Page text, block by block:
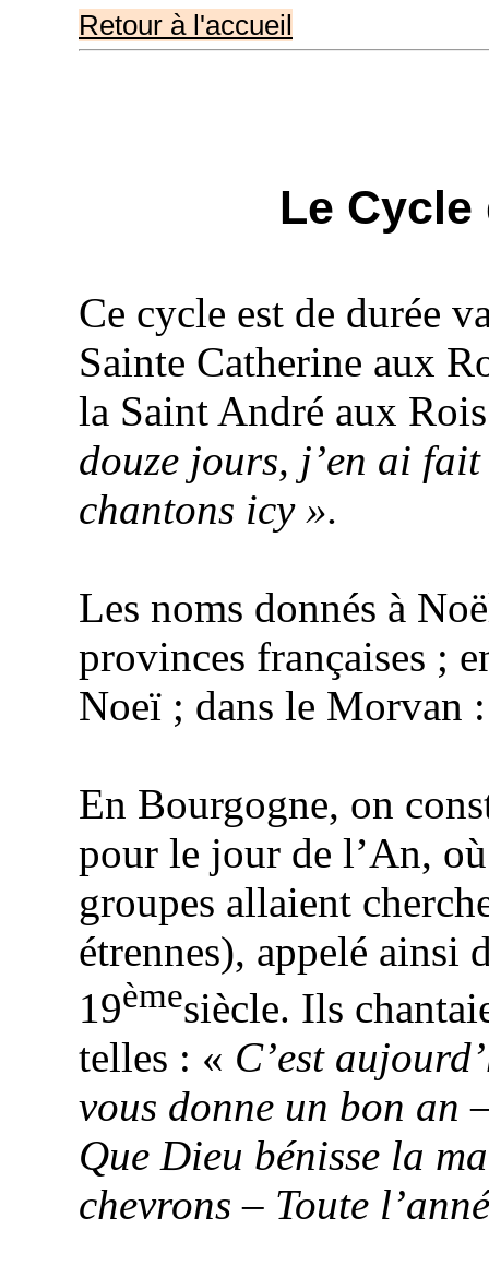
Retour à l'accueil
Le Cycle
Ce cycle est de durée
Sainte Catherine aux
la Saint André aux
douze jours, j’en ai
chantons icy».
Les noms donnés à
provinces françaises ;
Noeï ; dans le Morvan
En Bourgogne, on
pour le jour de l’An,
groupes allaient
étrennes), appelé ainsi
19èmesiècle. Ils
telles : « C’est
vous donne un bon an
Que Dieu bénisse la
chevrons – Toute